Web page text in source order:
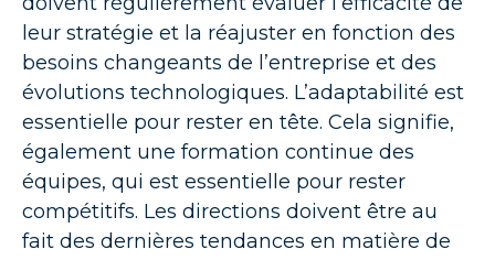
leur stratégie et la réajuster en fonction des
besoins changeants de l’entreprise et des
évolutions technologiques. L’adaptabilité est
essentielle pour rester en tête. Cela signifie,
également une formation continue des
équipes, qui est essentielle pour rester
compétitifs. Les directions doivent être au
fait des dernières tendances en matière de